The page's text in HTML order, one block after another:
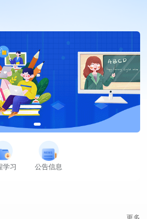
学习 公告信息
更多